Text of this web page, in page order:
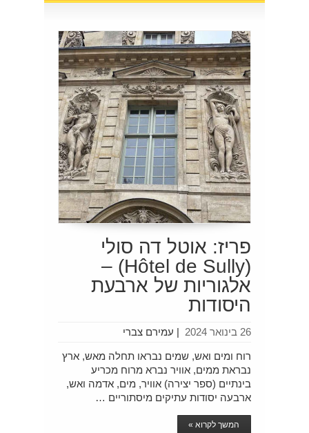
פריז: אוטל דה סולי
(Hôtel de Sully) –
אלגוריות של ארבעת
היסודות
עמירם צברי | 26 בינואר 2024
רוח ומים ואש, שמים נבראו תחלה מאש, ארץ
נבראת ממים, אוויר נברא מרוח מכריע
בינתיים (ספר יצירה) אוויר, מים, אדמה ואש,
ארבעה יסודות עתיקים מיסתוריים …
המשך לקרוא »